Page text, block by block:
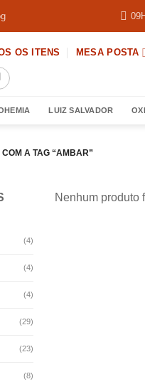
OS ITENS MESA POSTA
LUIZ SALVADOR
A TAG “AMBAR”
(4)
(4)
(4)
(29)
(23)
(8)
Nenhum produto